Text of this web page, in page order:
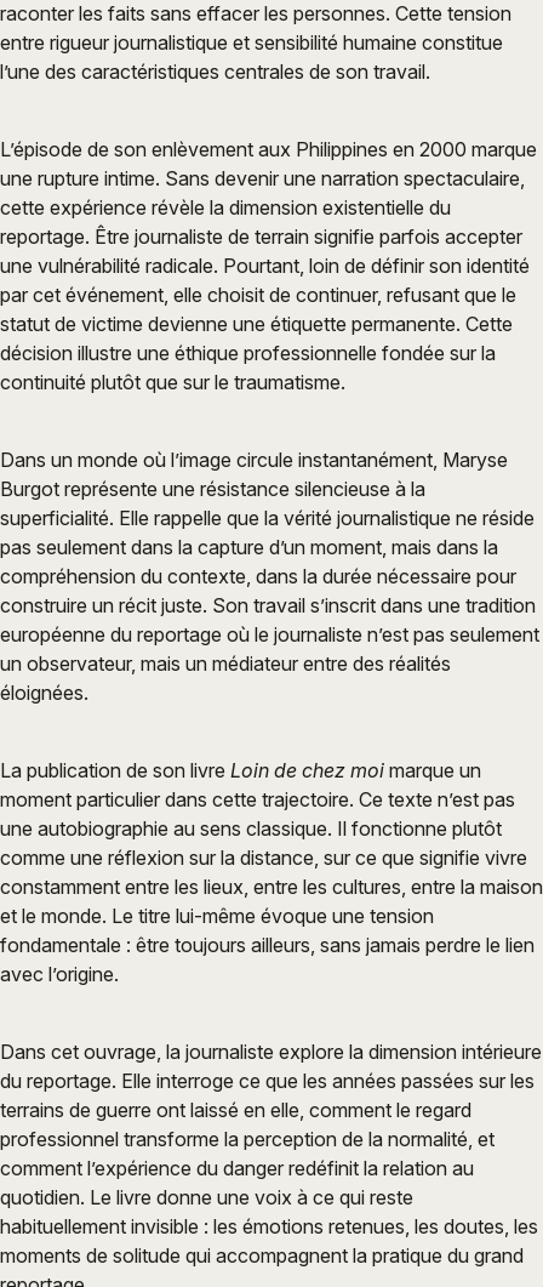
raconter les faits sans effacer les personnes. Cette tension
entre rigueur journalistique et sensibilité humaine constitue
l’une des caractéristiques centrales de son travail.
L’épisode de son enlèvement aux Philippines en 2000 marque
une rupture intime. Sans devenir une narration spectaculaire,
cette expérience révèle la dimension existentielle du
reportage. Être journaliste de terrain signifie parfois accepter
une vulnérabilité radicale. Pourtant, loin de définir son identité
par cet événement, elle choisit de continuer, refusant que le
statut de victime devienne une étiquette permanente. Cette
décision illustre une éthique professionnelle fondée sur la
continuité plutôt que sur le traumatisme.
Dans un monde où l’image circule instantanément, Maryse
Burgot représente une résistance silencieuse à la
superficialité. Elle rappelle que la vérité journalistique ne réside
pas seulement dans la capture d’un moment, mais dans la
compréhension du contexte, dans la durée nécessaire pour
construire un récit juste. Son travail s’inscrit dans une tradition
européenne du reportage où le journaliste n’est pas seulement
un observateur, mais un médiateur entre des réalités
éloignées.
La publication de son livre Loin de chez moi marque un
moment particulier dans cette trajectoire. Ce texte n’est pas
une autobiographie au sens classique. Il fonctionne plutôt
comme une réflexion sur la distance, sur ce que signifie vivre
constamment entre les lieux, entre les cultures, entre la maison
et le monde. Le titre lui-même évoque une tension
fondamentale : être toujours ailleurs, sans jamais perdre le lien
avec l’origine.
Dans cet ouvrage, la journaliste explore la dimension intérieure
du reportage. Elle interroge ce que les années passées sur les
terrains de guerre ont laissé en elle, comment le regard
professionnel transforme la perception de la normalité, et
comment l’expérience du danger redéfinit la relation au
quotidien. Le livre donne une voix à ce qui reste
habituellement invisible : les émotions retenues, les doutes, les
moments de solitude qui accompagnent la pratique du grand